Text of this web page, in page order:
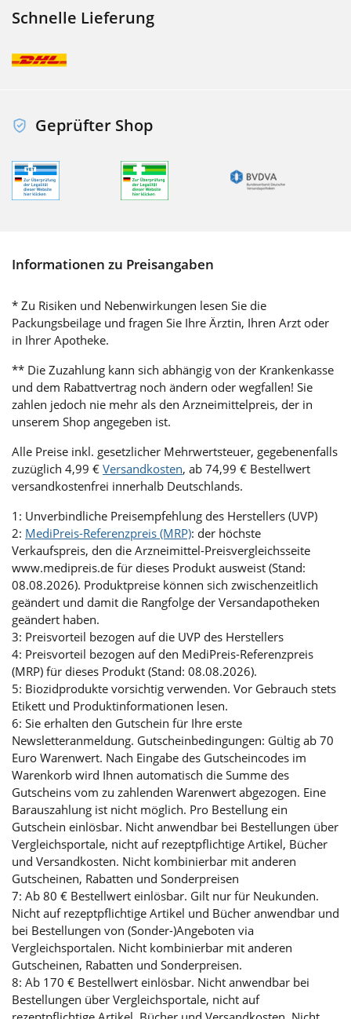
Schnelle Lieferung
Geprüfter Shop
Informationen zu Preisangaben
* Zu Risiken und Nebenwirkungen lesen Sie die
Packungsbeilage und fragen Sie Ihre Ärztin, Ihren Arzt oder
in Ihrer Apotheke.
** Die Zuzahlung kann sich abhängig von der Krankenkasse
und dem Rabattvertrag noch ändern oder wegfallen! Sie
zahlen jedoch nie mehr als den Arzneimittelpreis, der in
unserem Shop angegeben ist.
Alle Preise inkl. gesetzlicher Mehrwertsteuer, gegebenenfalls
zuzüglich 4,99 € Versandkosten, ab 74,99 € Bestellwert
versandkostenfrei innerhalb Deutschlands.
1: Unverbindliche Preisempfehlung des Herstellers (UVP)
2: MediPreis-Referenzpreis (MRP): der höchste
Verkaufspreis, den die Arzneimittel-Preisvergleichsseite
www.medipreis.de für dieses Produkt ausweist (Stand:
08.08.2026). Produktpreise können sich zwischenzeitlich
geändert und damit die Rangfolge der Versandapotheken
geändert haben.
3: Preisvorteil bezogen auf die UVP des Herstellers
4: Preisvorteil bezogen auf den MediPreis-Referenzpreis
(MRP) für dieses Produkt (Stand: 08.08.2026).
5: Biozidprodukte vorsichtig verwenden. Vor Gebrauch stets
Etikett und Produktinformationen lesen.
6: Sie erhalten den Gutschein für Ihre erste
Newsletteranmeldung. Gutscheinbedingungen: Gültig ab 70
Euro Warenwert. Nach Eingabe des Gutscheincodes im
Warenkorb wird Ihnen automatisch die Summe des
Gutscheins vom zu zahlenden Warenwert abgezogen. Eine
Barauszahlung ist nicht möglich. Pro Bestellung ein
Gutschein einlösbar. Nicht anwendbar bei Bestellungen über
Vergleichsportale, nicht auf rezeptpflichtige Artikel, Bücher
und Versandkosten. Nicht kombinierbar mit anderen
Gutscheinen, Rabatten und Sonderpreisen
7: Ab 80 € Bestellwert einlösbar. Gilt nur für Neukunden.
Nicht auf rezeptpflichtige Artikel und Bücher anwendbar und
bei Bestellungen von (Sonder-)Angeboten via
Vergleichsportalen. Nicht kombinierbar mit anderen
Gutscheinen, Rabatten und Sonderpreisen.
8: Ab 170 € Bestellwert einlösbar. Nicht anwendbar bei
Bestellungen über Vergleichsportale, nicht auf